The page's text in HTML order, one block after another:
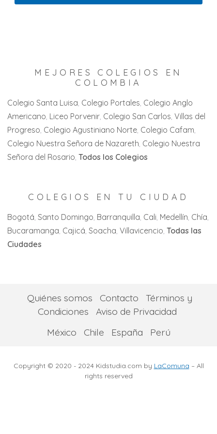
Tocancipá
Zaragoza
Zipaquirá
Guadalupe
San Joaquín
Villa del Rosario
Santa Isabel
Villahermosa
Candelaria
Cartago
Jamundi
La Florida
La Victoria
Palmira
San Pedro
MEJORES COLEGIOS EN
COLOMBIA
Colegio Santa Luisa Colegio Portales Colegio Anglo
Americano Liceo Porvenir Colegio San Carlos Villas del
Progreso Colegio Agustiniano Norte Colegio Cafam
Colegio Nuestra Señora de Nazareth Colegio Nuestra
Señora del Rosario Todos los Colegios
COLEGIOS EN TU CIUDAD
Bogotá Santo Domingo Barranquilla Cali Medellín Chía
Bucaramanga Cajicá Soacha Villavicencio Todas las
Ciudades
Quiénes somos Contacto
Términos y
Condiciones
Aviso de Privacidad
México
Chile España Perú
Copyright © 2020 - 2024 Kidstudia.com by LaComuna – All
rights reserved